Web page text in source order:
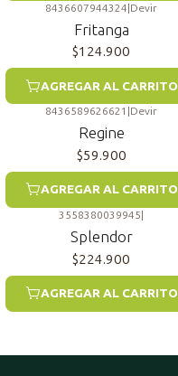
8436607944324|Devir
Fritanga
$124.900
AGREGAR AL CARRITO
8436589626621 Devir
Regine
$59.900
AGREGAR AL CARRITO
3558380039945
Splendor
$224.900
AGREGAR AL CARRITO